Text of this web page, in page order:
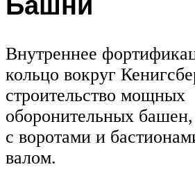
Внутреннее
кольцо вокруг
строительство мощных
оборонительных
с воротами и
валом.